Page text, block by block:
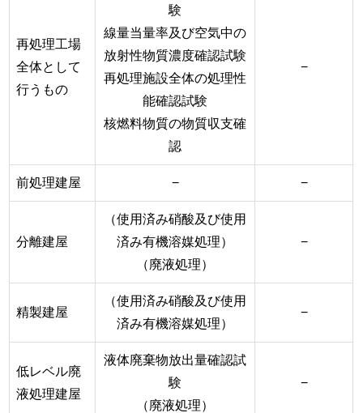
再処理工場
全体として
行うもの
験
線量当量率及び空気中の
放射性物質濃度確認試験
再処理施設全体の処理性
能確認試験
核燃料物質の物質収支確
認
−
前処理建屋 − −
分離建屋
（使用済み硝酸及び使用
済み有機溶媒処理）
（廃液処理）
−
精製建屋
（使用済み硝酸及び使用
済み有機溶媒処理）
−
低レベル廃
液処理建屋
液体廃棄物放出量確認試
験
（廃液処理）
−